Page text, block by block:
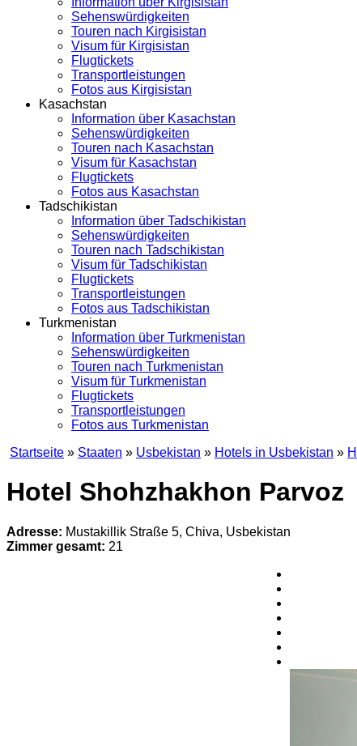
Sehenswürdigkeiten
Touren nach Kirgisistan
Visum für Kirgisistan
Flugtickets
Transportleistungen
Fotos aus Kirgisistan
Kasachstan
Information über Kasachstan
Sehenswürdigkeiten
Touren nach Kasachstan
Visum für Kasachstan
Flugtickets
Fotos aus Kasachstan
Tadschikistan
Information über Tadschikistan
Sehenswürdigkeiten
Touren nach Tadschikistan
Visum für Tadschikistan
Flugtickets
Transportleistungen
Fotos aus Tadschikistan
Turkmenistan
Information über Turkmenistan
Sehenswürdigkeiten
Touren nach Turkmenistan
Visum für Turkmenistan
Flugtickets
Transportleistungen
Fotos aus Turkmenistan
Startseite » Staaten » Usbekistan » Hotels in Usbekistan »
Hotel Shohzhakhon
Adresse: Mustakillik Straße 5, Chiva, Usbekistan
Zimmer gesamt: 21